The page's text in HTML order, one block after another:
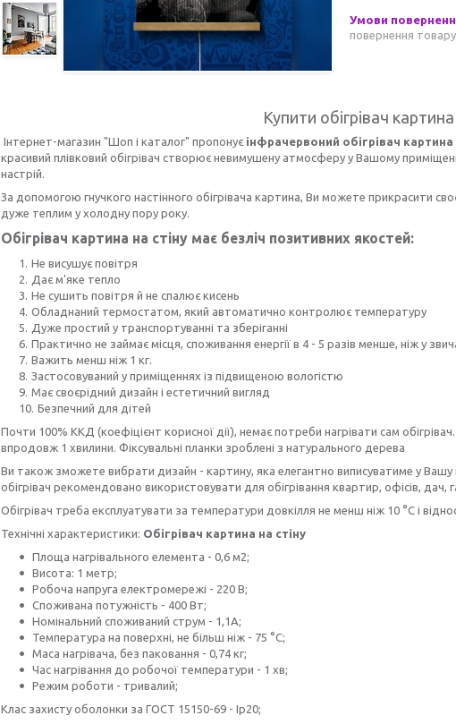
повернення
Купити обігрівач
Інтернет-магазин "Шоп і каталог" пропонує інфрачервоний обігрівач картина
красивий плівковий обігрівач створює невимушену атмосферу у Вашому
настрій.
За допомогою гнучкого настінного обігрівача картина, Ви можете прикрасити
дуже теплим у холодну пору року.
Обігрівач картина на стіну має безліч позитивних якостей:
Не висушує повітря
Дає м'яке тепло
Не сушить повітря й не спалює кисень
Обладнаний термостатом, який автоматично контролює температуру
Дуже простий у транспортуванні та зберіганні
Практично не займає місця, споживання енергії в 4 - 5 разів менше, ніж у
Важить менш ніж 1 кг.
Застосовуваний у приміщеннях із підвищеною вологістю
Має своєрідний дизайн і естетичний вигляд
Безпечний для дітей
Почти 100% ККД (коефіцієнт корисної дії), немає потреби нагрівати сам
впродовж 1 хвилини. Фіксувальні планки зроблені з натурального дерева
Ви також зможете вибрати дизайн - картину, яка елегантно виписуватиме у
обігрівач рекомендовано використовувати для обігрівання квартир, офісів, дач,
Обігрівач треба експлуатувати за температури довкілля не менш ніж 10 °C і
Технічні характеристики: Обігрівач картина на стіну
Площа нагрівального елемента - 0,6 м2;
Висота: 1 метр;
Робоча напруга електромережі - 220 В;
Споживана потужність - 400 Вт;
Номінальний споживаний струм - 1,1А;
Температура на поверхні, не більш ніж - 75 °C;
Маса нагрівача, без паковання - 0,74 кг;
Час нагрівання до робочої температури - 1 хв;
Режим роботи - тривалий;
Клас захисту оболонки за ГОСТ 15150-69 - Ip20;